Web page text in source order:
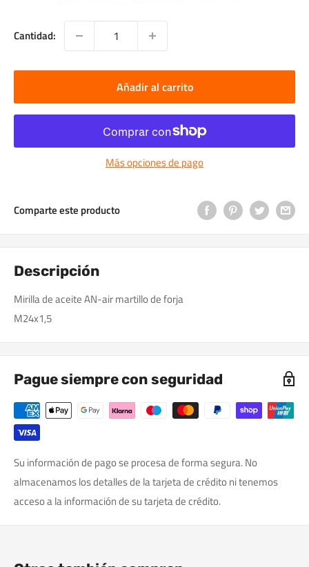
Cantidad:
Añadir al carrito
Más opciones de pago
Comparte este producto
Descripción
Mirilla de aceite AN-air martillo de forja
M24x1,5
Pague siempre con seguridad
Su información de pago se procesa de forma segura. No
almacenamos los detalles de la tarjeta de crédito ni tenemos
acceso a la información de su tarjeta de crédito.